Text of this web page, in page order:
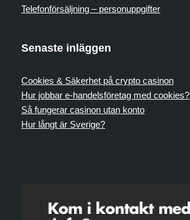
Telefonförsäljning – personuppgifter
Senaste inläggen
Cookies & Säkerhet på crypto casinon
Hur jobbar e-handelsföretag med cookies?
Så fungerar casinon utan konto
Hur långt är Sverige?